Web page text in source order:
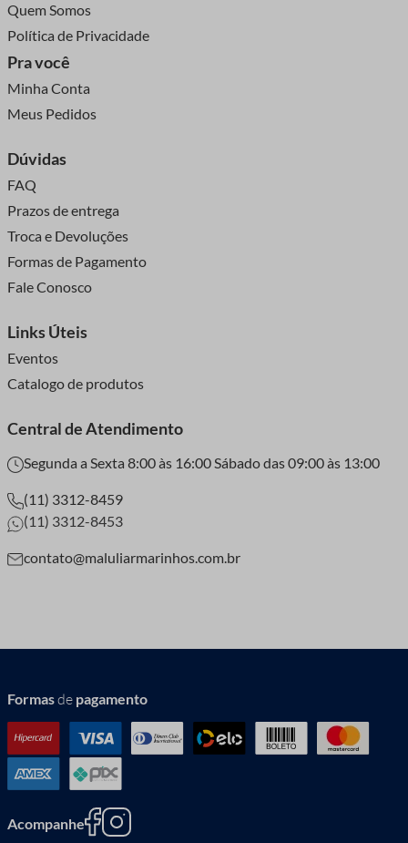
Quem Somos
Política de Privacidade
Pra você
Minha Conta
Meus Pedidos
Dúvidas
FAQ
Prazos de entrega
Troca e Devoluções
Formas de Pagamento
Fale Conosco
Links Úteis
Eventos
Catalogo de produtos
Central de Atendimento
Segunda a Sexta 8:00 às 16:00 Sábado das 09:00 às 13:00
(11) 3312-8459
(11) 3312-8453
contato@maluliarmarinhos.com.br
Formasde pagamento
Acompanhe